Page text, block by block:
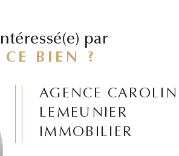
Intéressé(e) par
CE BIEN ?
AGENCE
LEMEUNIER
IMMOBILIER